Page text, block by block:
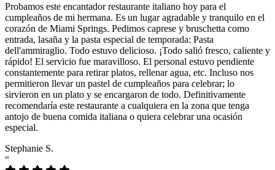
Probamos este encantador restaurante italiano hoy para el
cumpleaños de mi hermana. Es un lugar agradable y tranquilo en el
corazón de Miami Springs. Pedimos caprese y bruschetta como
entrada, lasaña y la pasta especial de temporada: Pasta
dell'ammiraglio. Todo estuvo delicioso. ¡Todo salió fresco, caliente y
rápido! El servicio fue maravilloso. El personal estuvo pendiente
constantemente para retirar platos, rellenar agua, etc. Incluso nos
permitieron llevar un pastel de cumpleaños para celebrar; lo
sirvieron en un plato y se encargaron de todo. Definitivamente
recomendaría este restaurante a cualquiera en la zona que tenga
antojo de buena comida italiana o quiera celebrar una ocasión
especial.
Stephanie S.
“